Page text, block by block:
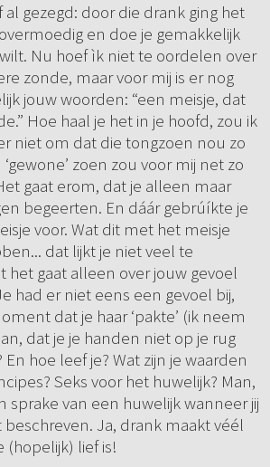
al gezegd: door die drank ging het
en doe je gemakkelijk
Nu hoef ìk niet te oordelen over
zonde, maar voor mij is er nog
jouw woorden: “een meisje, dat
Hoe haal je het in je hoofd, zou ik
niet om dat die tongzoen nou zo
zoen zou voor mij net zo
gaat erom, dat je alleen maar
begeerten. En dáár gebrúíkte je
voor. Wat dit met het meisje
dat lijkt je niet veel te
het gaat alleen over jouw gevoel
had er niet eens een gevoel bij,
dat je haar ‘pakte’ (ik neem
dat je je handen niet op je rug
En hoe leef je? Wat zijn je waarden
Seks voor het huwelijk? Man,
sprake van een huwelijk wanneer jij
beschreven. Ja, drank maakt véél
(hopelijk) lief is!